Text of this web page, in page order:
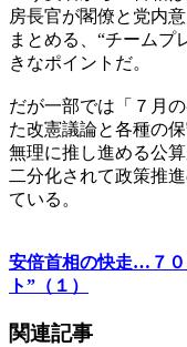
房長官が閣僚と党内
まとめる、“チームプ
きなポイントだ。
だが一部では「７月
た改憲議論と各種の
無理に推し進める公
二分化されて政策推
ている。
安倍首相の快走…７
ト”（１）
関連記事